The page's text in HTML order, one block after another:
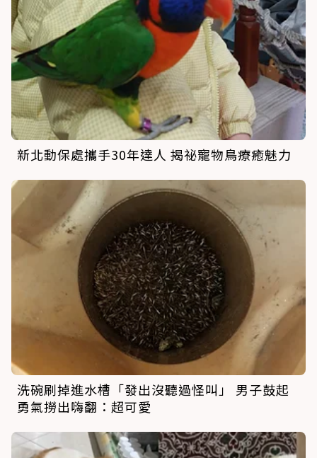
新北動保處攜手30年達人 揭祕寵物鳥療癒魅力
洗碗刷掉進水槽「發出沒聽過怪叫」 男子鼓起
勇氣撈出嗨翻：超可愛